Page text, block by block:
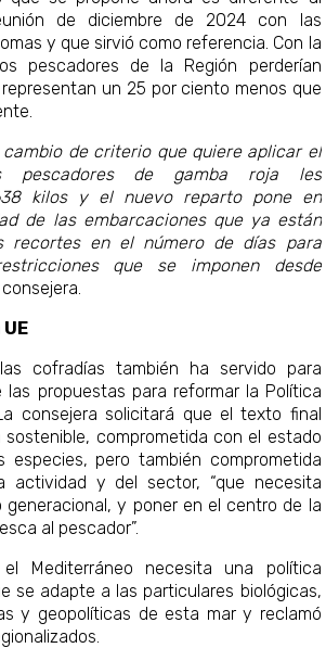
de diciembre de 2024 con las
y que sirvió como referencia. Con la
pescadores de la Región perderían
un 25 por ciento menos que
cambio de criterio que quiere aplicar el
pescadores de gamba roja les
kilos y el nuevo reparto pone en
de las embarcaciones que ya están
recortes en el número de días para
que se imponen desde
cofradías también ha servido para
las propuestas para reformar la Política
consejera solicitará que el texto final
comprometida con el estado
pero también comprometida
y del sector, “que necesita
generacional, y poner en el centro de la
al pescador”.
Mediterráneo necesita una política
se adapte a las particulares biológicas,
y geopolíticas de esta mar y reclamó